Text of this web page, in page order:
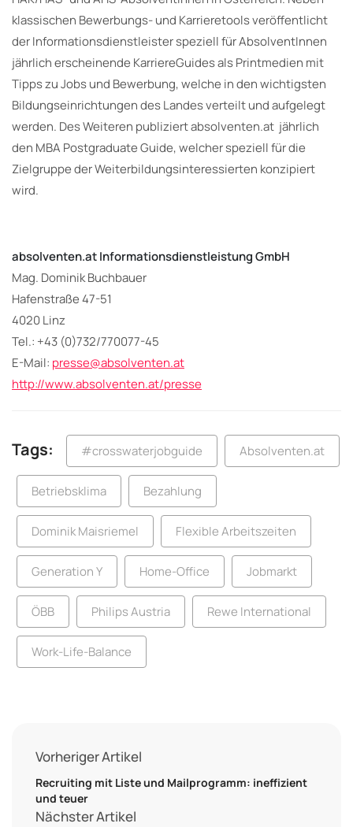
klassischen Bewerbungs- und Karrieretools veröffentlicht
der Informationsdienstleister speziell für AbsolventInnen
jährlich erscheinende KarriereGuides als Printmedien mit
Tipps zu Jobs und Bewerbung, welche in den wichtigsten
Bildungseinrichtungen des Landes verteilt und aufgelegt
werden. Des Weiteren publiziert absolventen.at jährlich
den MBA Postgraduate Guide, welcher speziell für die
Zielgruppe der Weiterbildungsinteressierten konzipiert
wird.
absolventen.at Informationsdienstleistung GmbH
Mag. Dominik Buchbauer
Hafenstraße 47-51
4020 Linz
Tel.: +43 (0)732/770077-45
E-Mail: presse@absolventen.at
http://www.absolventen.at/presse
Tags: #crosswaterjobguide Absolventen.at
Betriebsklima Bezahlung
Dominik Maisriemel Flexible Arbeitszeiten
Generation Y Home-Office Jobmarkt
ÖBB Philips Austria Rewe International
Work-Life-Balance
Vorheriger Artikel
Recruiting mit Liste und Mailprogramm: ineffizient
und teuer
Nächster Artikel